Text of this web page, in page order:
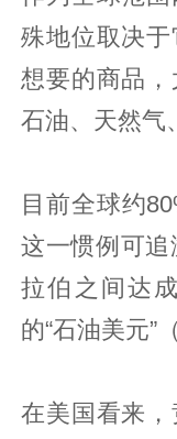
殊地位取决于
想要的商品，
石油、天然气
目前全球约
这一惯例可追
拉伯之间达
的“石油美元”
在美国看来